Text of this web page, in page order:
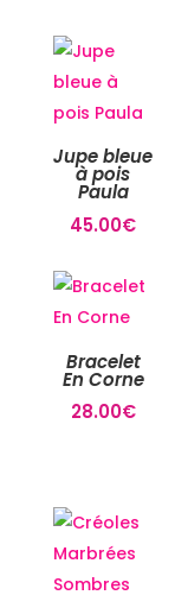
Jupe bleue
à pois
Paula
45.00€
Bracelet
En Corne
28.00€